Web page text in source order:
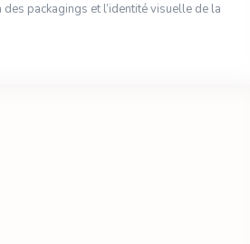
packagings et l’identité visuelle de la